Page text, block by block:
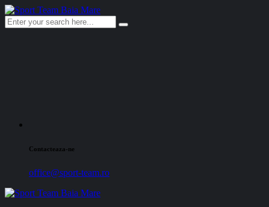
Contacteaza-ne
office@sport-team.ro